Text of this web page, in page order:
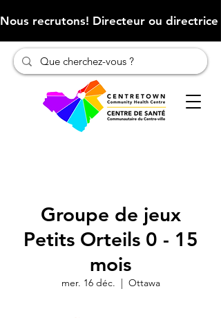
Nous recrutons! Directeur ou
Groupe de jeux
Petits Orteils 0 - 15
mois
mer. 16 déc.
  |
Ottawa